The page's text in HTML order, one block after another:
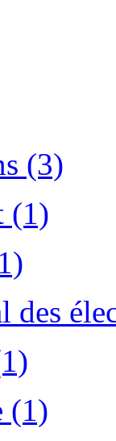
(3)
(1)
des
(1)